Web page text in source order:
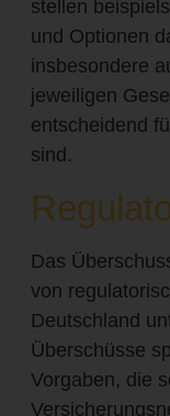
stellen
und Optionen
insbesondere
jeweiligen
entscheidend
sind.
Das
von
Deutschland
Überschüsse
Vorgaben, die